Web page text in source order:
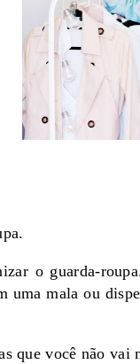
o guarda-
uma mala ou
que você não vai